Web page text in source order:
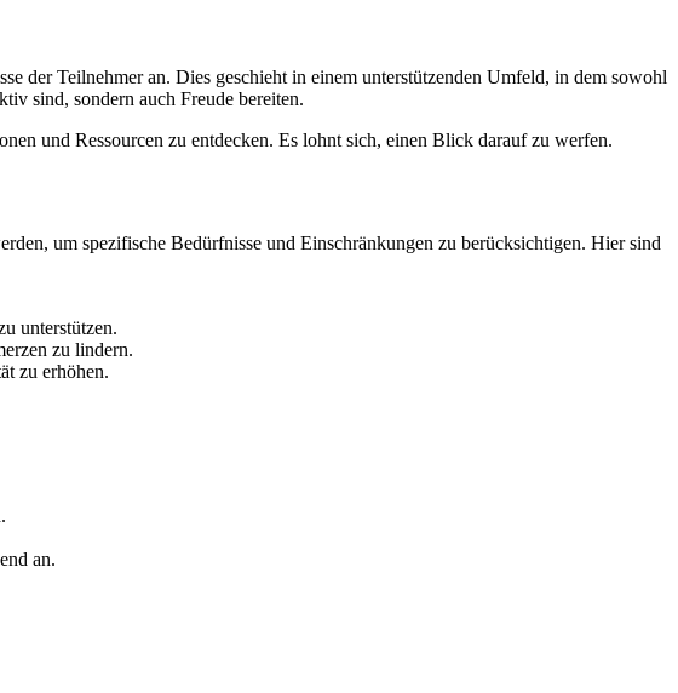
der Teilnehmer an. Dies geschieht in einem unterstützenden Umfeld, in dem sowohl
sind, sondern auch Freude bereiten.
und Ressourcen zu entdecken. Es lohnt sich, einen Blick darauf zu werfen.
um spezifische Bedürfnisse und Einschränkungen zu berücksichtigen. Hier sind
unterstützen.
zu lindern.
zu erhöhen.
an.